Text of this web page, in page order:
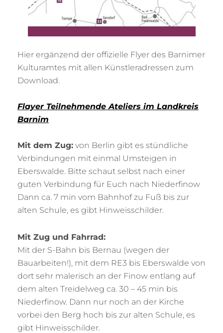
Hier ergänzend der offizielle Flyer des Barnimer
Kulturamtes mit allen Künstleradressen zum
Download.
Flayer Teilnehmende Ateliers im Landkreis
Barnim
Mit dem Zug: von Berlin gibt es stündliche
Verbindungen mit einmal Umsteigen in
Eberswalde. Bitte schaut selbst nach einer
guten Verbindung für Euch nach Niederfinow
Dann ca. 7 min vom Bahnhof zu Fuß bis zur
alten Schule, es gibt Hinweisschilder.
Mit Zug und Fahrrad:
Mit der S-Bahn bis Bernau (wegen der
Bauarbeiten!), mit dem RE3 bis Eberswalde von
dort sehr malerisch an der Finow entlang auf
dem alten Treidelweg ca. 30 – 45 min bis
Niederfinow. Dann nur noch an der Kirche
vorbei den Berg hoch bis zur alten Schule, es
gibt Hinweisschilder.